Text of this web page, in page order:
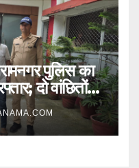
पुलिस का
दो वांछितों